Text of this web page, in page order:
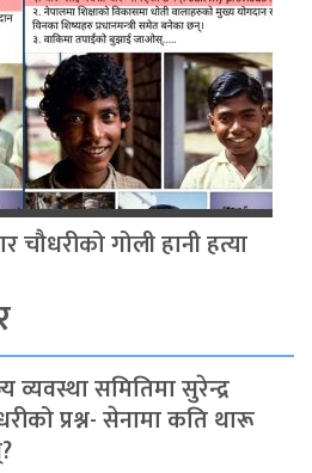
चौधरीको गोली हानी हत्या
व्यवस्था समितिमा सुरेन्द्र
प्रश्न- सेनामा कति थारू